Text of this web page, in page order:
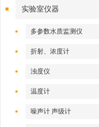
实验室仪器
多参数水质监测仪
折射、浓度计
浊度仪
温度计
噪声计 声级计